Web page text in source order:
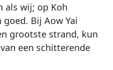
als wij; op Koh
Bij Aow Yai
grootste strand, kun
een schitterende